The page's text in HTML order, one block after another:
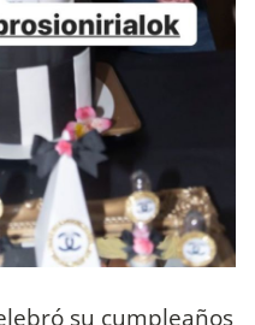
su cumpleaños